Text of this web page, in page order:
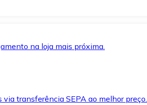
na loja mais próxima.
transferência SEPA ao melhor preço.